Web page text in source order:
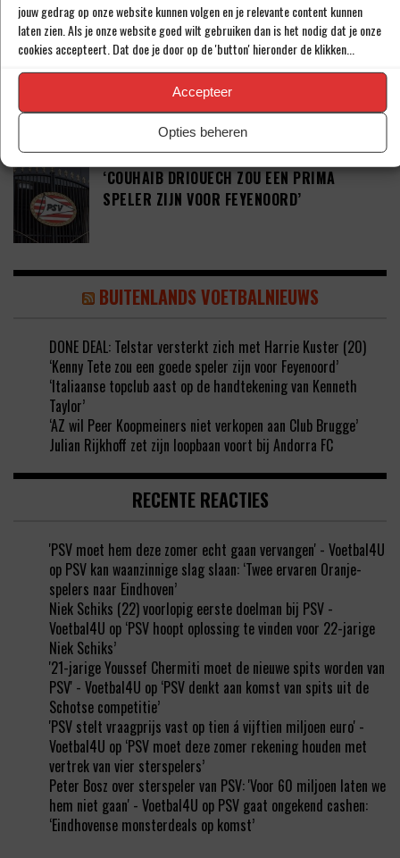
jouw gedrag op onze website kunnen volgen en je relevante content kunnen
laten zien. Als je onze website goed wilt gebruiken dan is het nodig dat je onze
cookies accepteert. Dat doe je door op de 'button' hieronder de klikken...
Accepteer
Opties beheren
JOEL DROMMEL (29) TEKENT VOOR VIER
JAAR BIJ FC TWENTE
‘COUHAIB DRIOUECH ZOU EEN PRIMA
SPELER ZIJN VOOR FEYENOORD’
BUITENLANDS VOETBALNIEUWS
DONE DEAL: Telstar versterkt zich met Harrie Kuster (20)
‘Kenny Tete zou een goede speler zijn voor Feyenoord’
‘Italiaanse topclub aast op de handtekening van Kenneth
Taylor’
‘AZ wil Peer Koopmeiners niet verkopen aan Club Brugge’
Julian Rijkhoff zet zijn loopbaan voort bij Andorra FC
RECENTE REACTIES
'PSV moet hem deze zomer echt gaan vervangen' - Voetbal4U
op PSV kan waanzinnige slag slaan: ‘Twee ervaren Oranje-
spelers naar Eindhoven’
Niek Schiks (22) voorlopig eerste doelman bij PSV -
Voetbal4U op ‘PSV hoopt oplossing te vinden voor 22-jarige
Niek Schiks’
'21-jarige Youssef Chermiti moet de nieuwe spits worden van
PSV' - Voetbal4U op ‘PSV denkt aan komst van spits uit de
Schotse competitie’
'PSV stelt vraagprijs vast op tien á vijftien miljoen euro' -
Voetbal4U op ‘PSV moet deze zomer rekening houden met
vertrek van vier sterspelers’
Peter Bosz over sterspeler van PSV: 'Voor 60 miljoen laten we
hem niet gaan' - Voetbal4U op PSV gaat ongekend cashen:
‘Eindhovense monsterdeals op komst’